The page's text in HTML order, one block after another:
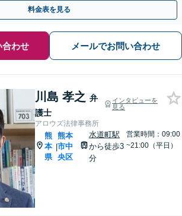
料金表を見る
合わせ メールでお問い合わせ
川島 孝之 弁
護士
インタビューを
見る
アロウズ法律事務所
熊
本
県
|
熊本
市中
央区
水道町駅
から徒歩3
分
営業時間：09:00
~21:00（平日）